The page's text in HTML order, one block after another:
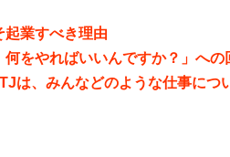
起業すべき理由
をやればいいんですか？」への
は、みんなどのような仕事につ